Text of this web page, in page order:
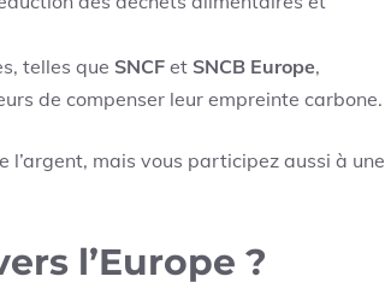
telles que SNCF et SNCB Europe,
de compenser leur empreinte carbone.
l’argent, mais vous participez aussi à une
l’Europe ?